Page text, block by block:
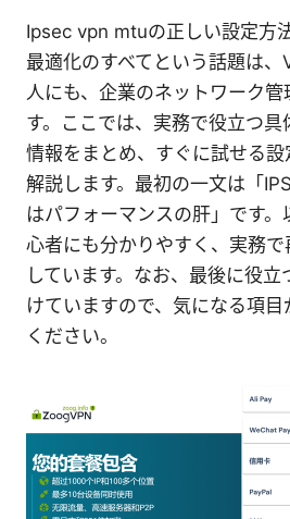
Ipsec vpn mtuの正しい設定方
最適化のすべてという話題は、
人にも、企業のネットワーク管
す。ここでは、実務で役立つ
情報をまとめ、すぐに試せる
解説します。最初の一文は「
はパフォーマンスの肝」です
心者にも分かりやすく、実務
しています。なお、最後に役
けていますので、気になる項
ください。